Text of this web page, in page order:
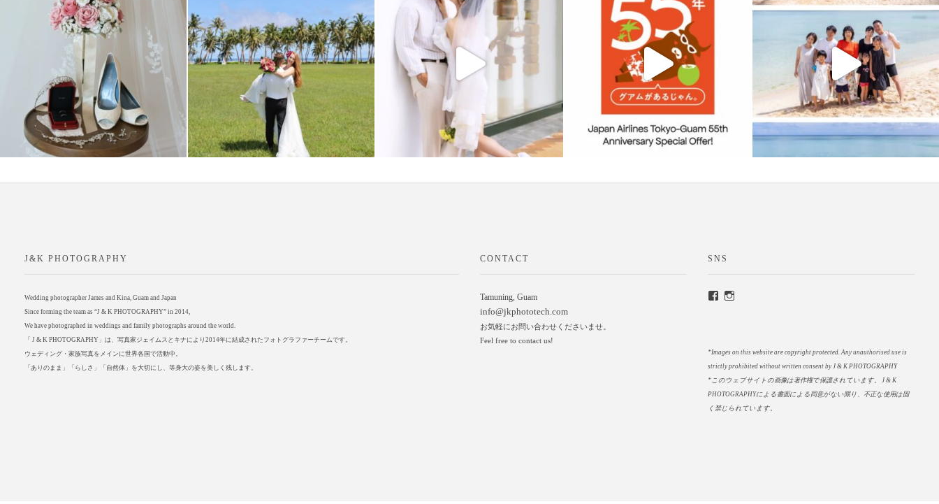
J&K PHOTOGRAPHY
Wedding photographer James and Kina, Guam and Japan
Since forming the team as “J & K PHOTOGRAPHY” in 2014,
We have photographed in weddings and family photographs around the world.
「 J & K PHOTOGRAPHY」は、写真家ジェイムスとキナにより2014年に結成されたフォトグラファーチームです。
ウェディング・家族写真をメインに世界各国で活動中。
「ありのまま」「らしさ」「自然体」を大切にし、等身大の姿を美しく残します。
CONTACT
Tamuning, Guam
info@jkphototech.com
お気軽にお問い合わせくださいませ。
Feel free to contact us!
SNS
*Images on this website are copyright protected. Any unauthorised use is
strictly prohibited without written consent by J & K PHOTOGRAPHY
*このウェブサイトの画像は著作権で保護されています。
J & K
PHOTOGRAPHYによる書面による同意がない限り、不正な使用は固
く禁じられています。